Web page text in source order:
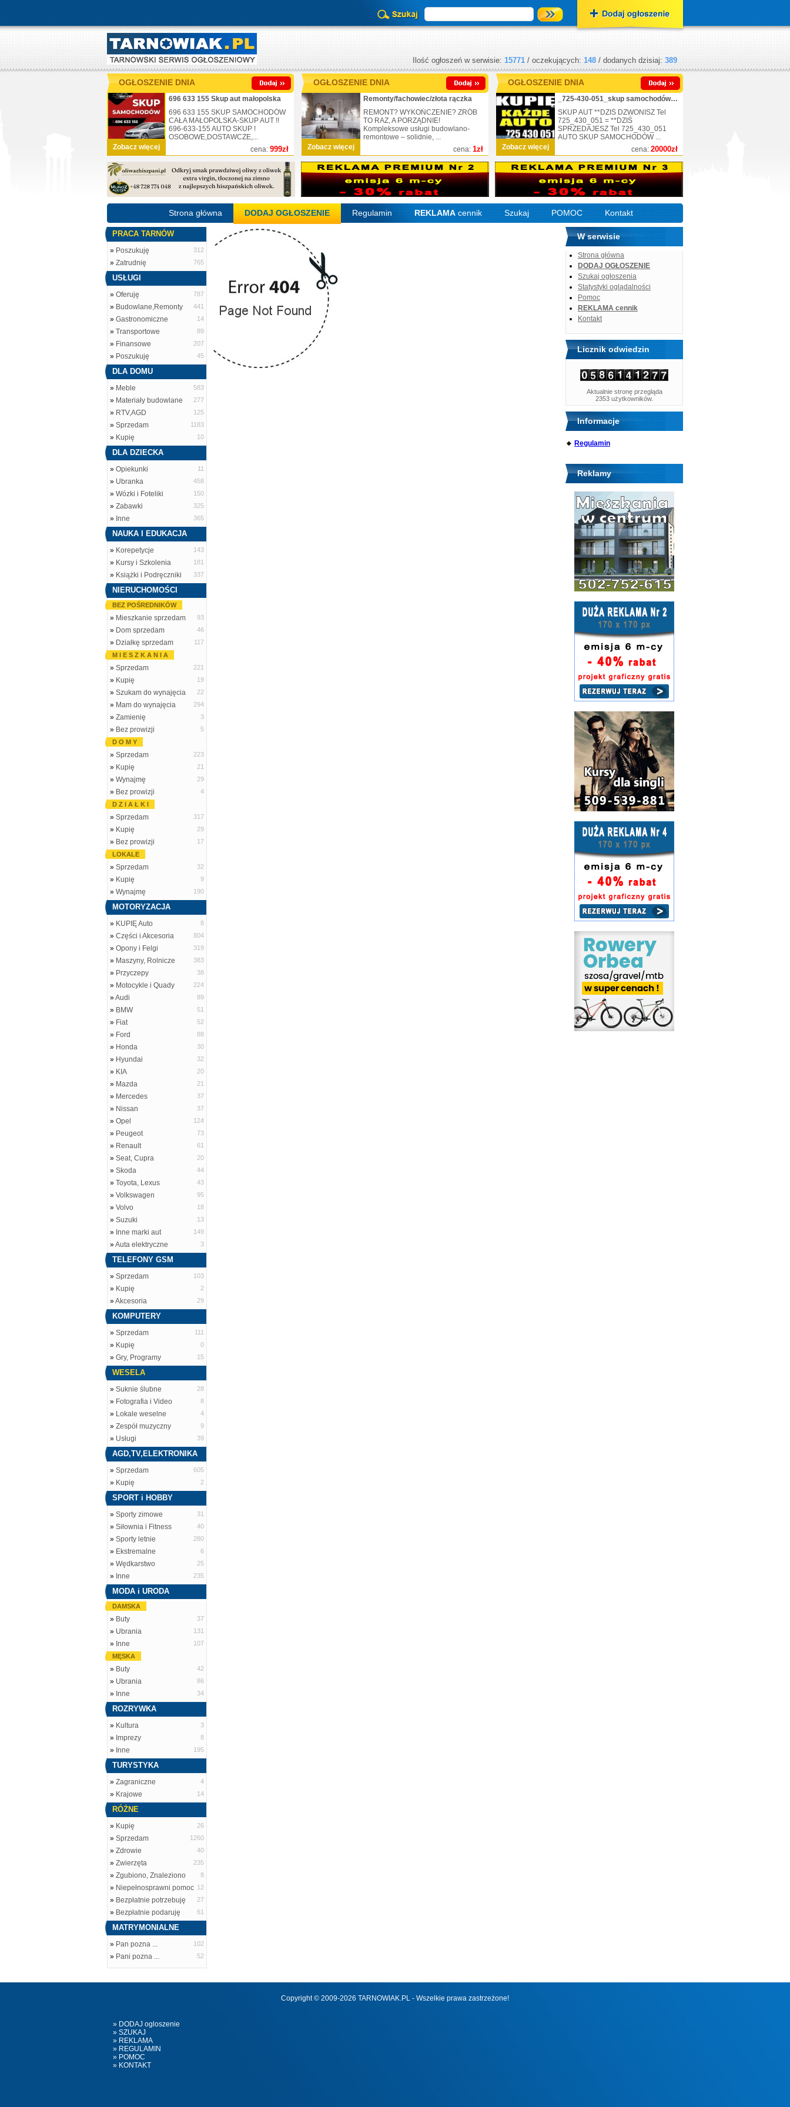
Ilość ogłoszeń w serwisie: 15771 / oczekujących: 148 / dodanych dzisiaj: 389
OGŁOSZENIE DNIA
Zobacz więcej cena: 999zł
696 633 155 Skup aut małopolska
696 633 155 SKUP SAMOCHODÓW
CAŁA MAŁOPOLSKA-SKUP AUT !!
696-633-155 AUTO SKUP !
OSOBOWE,DOSTAWCZE,...
OGŁOSZENIE DNIA
Zobacz więcej cena: 1zł
Remonty/fachowiec/złota rączka
REMONT? WYKOŃCZENIE? ZRÓB
TO RAZ, A PORZĄDNIE!
Kompleksowe usługi budowlano-
remontowe – solidnie, ...
OGŁOSZENIE DNIA
Zobacz więcej cena: 20000zł
_725-430-051_skup samochodów_nr.1
SKUP AUT **DZIŚ DZWONISZ Tel
725_430_051 = **DZIŚ
SPRZEDAJESZ Tel 725_430_051
AUTO SKUP SAMOCHODÓW ...
Strona główna DODAJ OGŁOSZENIE Regulamin REKLAMA cennik Szukaj POMOC Kontakt
PRACA TARNÓW
» Poszukuję 312
» Zatrudnię 765
USŁUGI
» Oferuję 787
» Budowlane,Remonty 441
» Gastronomiczne 14
» Transportowe 89
» Finansowe 207
» Poszukuję 45
DLA DOMU
» Meble 583
» Materiały budowlane 277
» RTV,AGD 125
» Sprzedam 1183
» Kupię 10
DLA DZIECKA
» Opiekunki 11
» Ubranka 458
» Wózki i Foteliki 150
» Zabawki 325
» Inne 365
NAUKA I EDUKACJA
» Korepetycje 143
» Kursy i Szkolenia 181
» Książki i Podręczniki 337
NIERUCHOMOŚCI
BEZ POŚREDNIKÓW
» Mieszkanie sprzedam 93
» Dom sprzedam 46
» Działkę sprzedam
117
M I E S Z K A N I A
» Sprzedam 221
» Kupię 19
» Szukam do wynajęcia 22
» Mam do wynajęcia 294
» Zamienię 3
» Bez prowizji
5
D O M Y
» Sprzedam 223
» Kupię 21
» Wynajmę 29
» Bez prowizji
4
D Z I A Ł K I
» Sprzedam 317
» Kupię 29
» Bez prowizji
17
LOKALE
» Sprzedam 32
» Kupię 9
» Wynajmę 190
MOTORYZACJA
» KUPIĘ Auto 8
» Części i Akcesoria 804
» Opony i Felgi 319
» Maszyny, Rolnicze 383
» Przyczepy 38
» Motocykle i Quady 224
»Audi 89
» BMW 51
» Fiat 52
» Ford 88
» Honda 30
» Hyundai 32
» KIA 20
» Mazda 21
» Mercedes 37
» Nissan 37
» Opel 124
» Peugeot 73
» Renault 61
» Seat, Cupra 20
» Skoda 44
» Toyota, Lexus 43
» Volkswagen 95
» Volvo 18
» Suzuki 13
» Inne marki aut 149
»Auta elektryczne 3
TELEFONY GSM
» Sprzedam 103
» Kupię 2
»Akcesoria 29
KOMPUTERY
» Sprzedam 111
» Kupię 0
» Gry, Programy 15
WESELA
» Suknie ślubne 28
» Fotografia i Video 8
» Lokale weselne 4
» Zespół muzyczny 9
» Usługi 39
AGD,TV,ELEKTRONIKA
» Sprzedam 605
» Kupię 2
SPORT i HOBBY
» Sporty zimowe 31
» Siłownia i Fitness 40
» Sporty letnie 280
» Ekstremalne 6
» Wędkarstwo 25
» Inne 235
MODA i URODA
DAMSKA
» Buty 37
» Ubrania 131
» Inne
107
MĘSKA
» Buty 42
» Ubrania 86
» Inne 34
ROZRYWKA
» Kultura 3
» Imprezy 8
» Inne 195
TURYSTYKA
» Zagraniczne 4
» Krajowe 14
RÓŻNE
» Kupię 26
» Sprzedam 1260
» Zdrowie 40
» Zwierzęta 235
» Zgubiono, Znaleziono 8
» Niepełnosprawni pomoc 12
» Bezpłatnie potrzebuję 27
» Bezpłatnie podaruję 61
MATRYMONIALNE
» Pan pozna ... 102
» Pani pozna ... 52
W serwisie
Strona główna
DODAJ OGŁOSZENIE
Szukaj ogłoszenia
Statystyki oglądalności
Pomoc
REKLAMA cennik
Kontakt
Licznik odwiedzin
Aktualnie stronę przegląda
2353 użytkowników.
Informacje
🔹 Regulamin
Reklamy
Copyright © 2009-2026 TARNOWIAK.PL - Wszelkie prawa zastrzeżone!
» DODAJ ogloszenie
» SZUKAJ
» REKLAMA
» REGULAMIN
» POMOC
» KONTAKT